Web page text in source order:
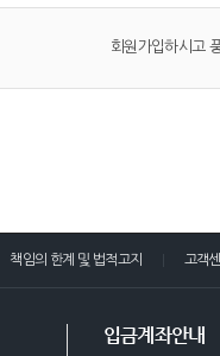
회원가입하시고
책임의 한계 및 법적고지 고객
입금계좌안내